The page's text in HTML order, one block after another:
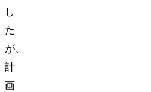
し
た
が、
計
画